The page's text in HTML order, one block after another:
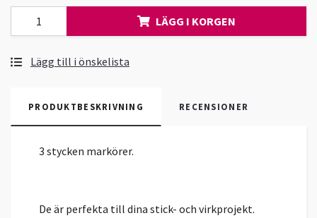
LÄGG I KORGEN
Lägg till i önskelista
PRODUKTBESKRIVNING RECENSIONER
3 stycken markörer.
De är perfekta till dina stick- och virkprojekt.